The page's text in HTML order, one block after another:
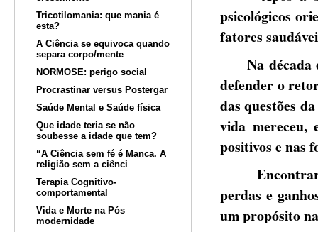
Tricotilomania: que mania é
esta?
A Ciência se equivoca quando
separa corpo/mente
NORMOSE: perigo social
Procrastinar versus Postergar
Saúde Mental e Saúde física
Que idade teria se não
soubesse a idade que tem?
“A Ciência sem fé é Manca. A
religião sem a ciênci
Terapia Cognitivo-
comportamental
Vida e Morte na Pós
modernidade
psicológicos
fatores
Na década
defender o
das questões
vida mereceu,
positivos e nas
Encontrar
perdas e
um propósito